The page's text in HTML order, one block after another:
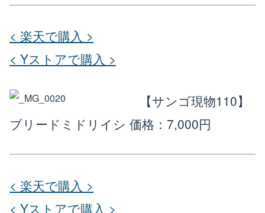
< 楽天で購入 >
< Yストアで購入 >
【サンゴ現物110】
ブリードミドリイシ 価格：7,000円
< 楽天で購入 >
< Yストアで購入 >